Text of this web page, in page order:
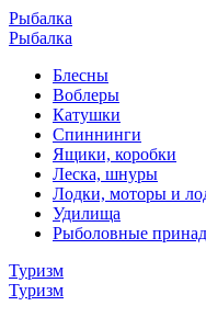
Рыбалка
Рыбалка
Блесны
Воблеры
Катушки
Спиннинги
Ящики, коробки
Леска, шнуры
Лодки, моторы и
Удилища
Рыболовные
Туризм
Туризм